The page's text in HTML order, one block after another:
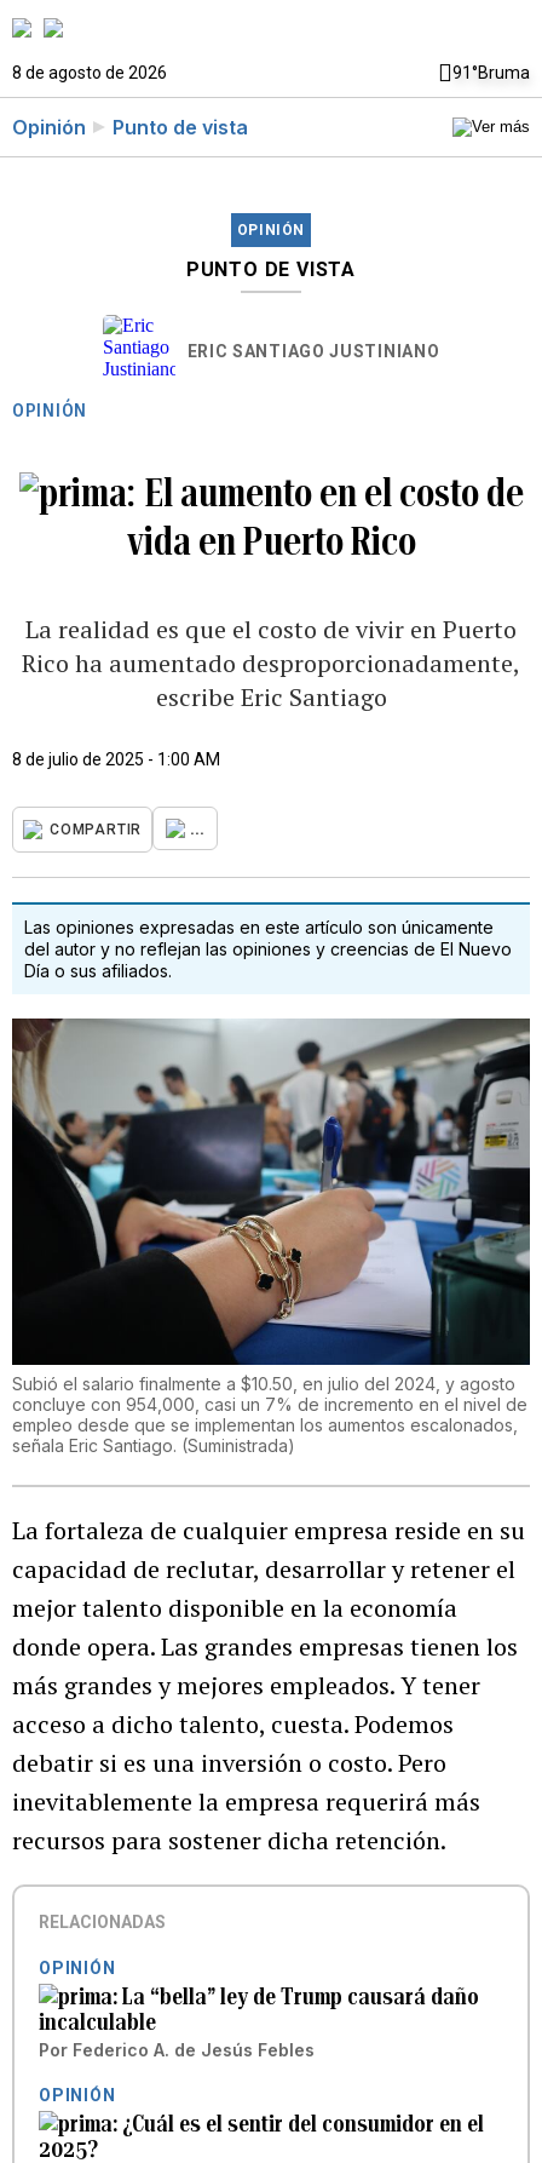
8 de agosto de 2026 91°Bruma
Opinión Punto de vista
OPINIÓN
PUNTO DE VISTA
ERIC SANTIAGO JUSTINIANO
OPINIÓN
El aumento en el costo de
vida en Puerto Rico
La realidad es que el costo de vivir en Puerto
Rico ha aumentado desproporcionadamente,
escribe Eric Santiago
8 de julio de 2025 - 1:00 AM
COMPARTIR ...
Las opiniones expresadas en este artículo son únicamente
del autor y no reflejan las opiniones y creencias de El Nuevo
Día o sus afiliados.
Subió el salario finalmente a $10.50, en julio del 2024, y agosto
concluye con 954,000, casi un 7% de incremento en el nivel de
empleo desde que se implementan los aumentos escalonados,
señala Eric Santiago. (Suministrada)
La fortaleza de cualquier empresa reside en su
capacidad de reclutar, desarrollar y retener el
mejor talento disponible en la economía
donde opera. Las grandes empresas tienen los
más grandes y mejores empleados. Y tener
acceso a dicho talento, cuesta. Podemos
debatir si es una inversión o costo. Pero
inevitablemente la empresa requerirá más
recursos para sostener dicha retención.
RELACIONADAS
OPINIÓN
La “bella” ley de Trump causará daño
incalculable
Por Federico A. de Jesús Febles
OPINIÓN
¿Cuál es el sentir del consumidor en el
2025?